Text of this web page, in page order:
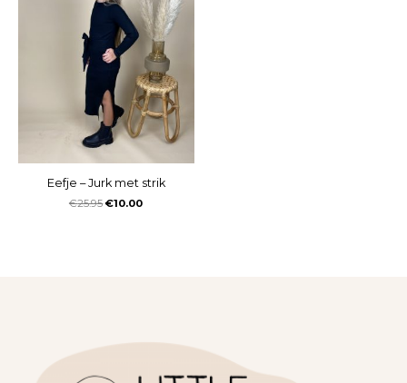
Eefje – Jurk met strik
€25.95 €10.00